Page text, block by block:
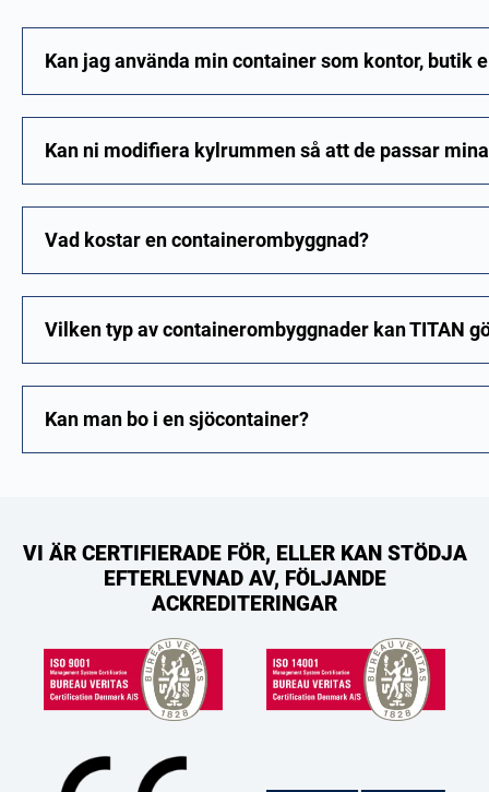
Kan jag använda min container som kontor, butik
Kan ni modifiera kylrummen så att de passar
Vad kostar en containerombyggnad?
Vilken typ av containerombyggnader kan TITAN
Kan man bo i en sjöcontainer?
VI ÄR CERTIFIERADE FÖR, ELLER KAN STÖDJA
EFTERLEVNAD AV, FÖLJANDE
ACKREDITERINGAR